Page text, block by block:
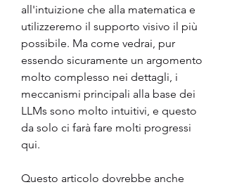
all'intuizione che alla matematica e
utilizzeremo il supporto visivo il più
possibile. Ma come vedrai, pur
essendo sicuramente un argomento
molto complesso nei dettagli, i
meccanismi principali alla base dei
LLMs sono molto intuitivi, e questo
da solo ci farà fare molti progressi
qui.
Questo articolo dovrebbe anche